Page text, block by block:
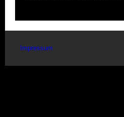
Impressum